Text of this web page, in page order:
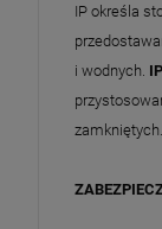
IP określa
i wodnych.
zamkniętych.